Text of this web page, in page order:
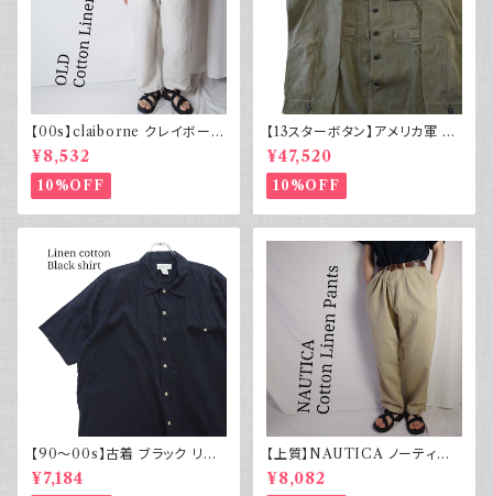
【00s】claiborne クレイボーン
リネンコットンパンツ ツータック
¥8,532
10%OFF
【13スターボタン】アメリカ軍 M
43 HBT ジャケット パッチ 軍物
実物
¥47,520
10%OFF
【90～00s】古着 ブラック リネ
ンコットンシャツ 黒 ボックスシ
ルエット
¥7,184
【上質】NAUTICA ノーティカ
コットンリネンパンツ ツータック
¥8,082